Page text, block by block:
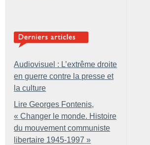
Audiovisuel : L’extrême droite
en guerre contre la presse et
la culture
Lire Georges Fontenis,
« Changer le monde. Histoire
du mouvement communiste
libertaire 1945-1997 »